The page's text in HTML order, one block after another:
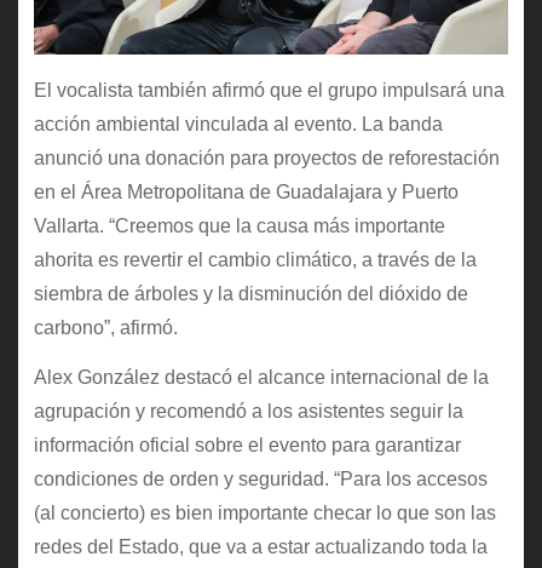
El vocalista también afirmó que el grupo impulsará una
acción ambiental vinculada al evento. La banda
anunció una donación para proyectos de reforestación
en el Área Metropolitana de Guadalajara y Puerto
Vallarta. “Creemos que la causa más importante
ahorita es revertir el cambio climático, a través de la
siembra de árboles y la disminución del dióxido de
carbono”, afirmó.
Alex González destacó el alcance internacional de la
agrupación y recomendó a los asistentes seguir la
información oficial sobre el evento para garantizar
condiciones de orden y seguridad. “Para los accesos
(al concierto) es bien importante checar lo que son las
redes del Estado, que va a estar actualizando toda la